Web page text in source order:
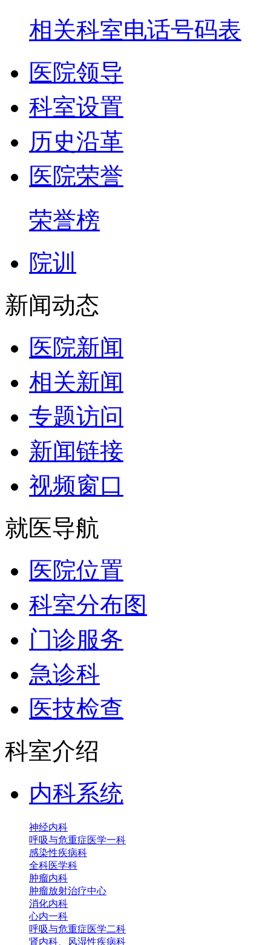
相关科室电话号码表
医院领导
科室设置
历史沿革
医院荣誉
荣誉榜
院训
新闻动态
医院新闻
相关新闻
专题访问
新闻链接
视频窗口
就医导航
医院位置
科室分布图
门诊服务
急诊科
医技检查
科室介绍
内科系统
神经内科
呼吸与危重症医学一科
感染性疾病科
全科医学科
肿瘤内科
肿瘤放射治疗中心
消化内科
心内一科
呼吸与危重症医学二科
肾内科、风湿性疾病科